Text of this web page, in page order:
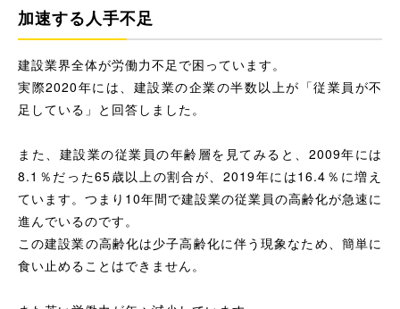
加速する人手不足
建設業界全体が労働力不足で困っています。
実際2020年には、建設業の企業の半数以上が「従業員が不
足している」と回答しました。
また、建設業の従業員の年齢層を見てみると、2009年には
8.1％だった65歳以上の割合が、2019年には16.4％に増え
ています。つまり10年間で建設業の従業員の高齢化が急速に
進んでいるのです。
この建設業の高齢化は少子高齢化に伴う現象なため、簡単に
食い止めることはできません。